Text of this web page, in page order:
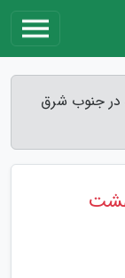
در جنوب شرق